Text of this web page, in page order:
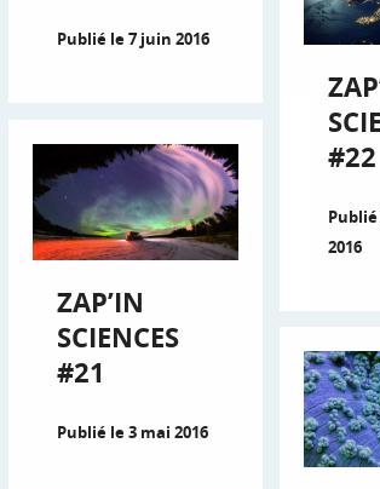
Publié le 7 juin 2016
#22
2016
ZAP’IN
SCIENCES
#21
Publié le 3 mai 2016